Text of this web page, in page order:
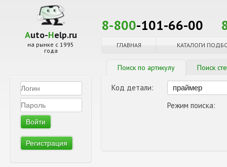
Auto-Help.ru
на рынке с 1995
года
Регистрация
8-800-101-66-00
ГЛАВНАЯ КАТАЛОГИ
Поиск по артикулу Поиск
Код детали:
Режим поиска: